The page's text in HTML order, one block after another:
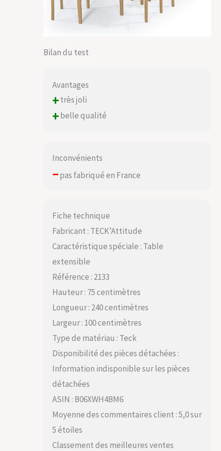
Bilan du test
Avantages
+très joli
+belle qualité
Inconvénients
–pas fabriqué en France
Fiche technique
Fabricant : TECK’Attitude
Caractéristique spéciale : Table
extensible
Référence : 2133
Hauteur : 75 centimètres
Longueur : 240 centimètres
Largeur : 100 centimètres
Type de matériau : Teck
Disponibilité des pièces détachées :
Information indisponible sur les pièces
détachées
ASIN : B06XWH4BM6
Moyenne des commentaires client : 5,0 sur
5 étoiles
Classement des meilleures ventes